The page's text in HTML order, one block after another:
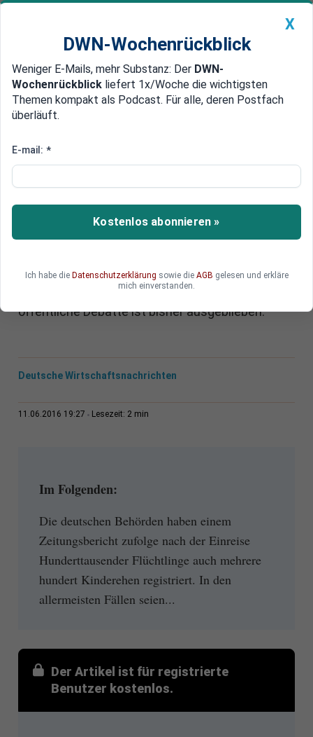
Newsticker MEIN DWN: Geldanlage Premium
Edelmetalle DWN-Magazin China
Behörden und Gerichte überfordert
Hunderte Fälle von Kinderehen
unter Flüchtlingen
Mit dem Zustrom von Flüchtlingen sind auch
überfordert, wie die Ehe minderjähriger Mädchen
öffentliche Debatte ist bisher ausgeblieben.
Deutsche Wirtschaftsnachrichten
11.06.2016 19:27 Lesezeit: 2 min
Im Folgenden:
Die deutschen Behörden haben einem
Zeitungsbericht zufolge nach der Einreise
Hunderttausender Flüchtlinge auch mehrere
hundert Kinderehen registriert. In den
allermeisten Fällen seien...
Der Artikel ist für registrierte
Benutzer kostenlos.
X
DWN-Wochenrückblick
Weniger E-Mails, mehr Substanz: Der DWN-
Wochenrückblick liefert 1x/Woche die wichtigsten
Themen kompakt als Podcast. Für alle, deren Postfach
überläuft.
E-mail: *
Kostenlos abonnieren »
Ich habe die Datenschutzerklärung sowie die AGB gelesen und erkläre
mich einverstanden.